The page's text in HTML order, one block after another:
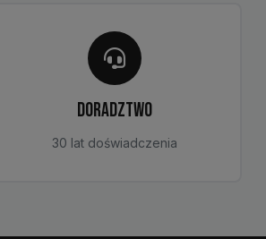
DORADZTWO
30 lat doświadczenia